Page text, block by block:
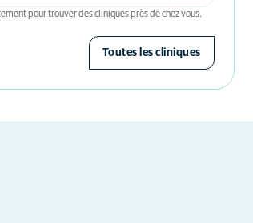
pour trouver des cliniques près de chez vous.
Toutes les cliniques